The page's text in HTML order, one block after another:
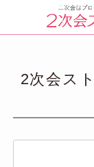
2次会ス